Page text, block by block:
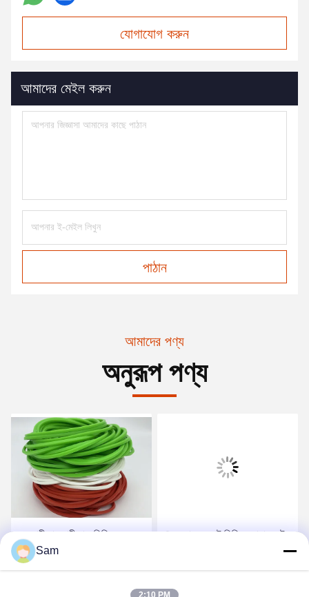
যোগাযোগ করুন
আমাদের মেইল করুন
পাঠান
আমাদের পণ্য
অনুরূপ পণ্য
জলরোধী বায়ুরোধী বাক্স সিলিকন
গ্যাসকেট উচ্চ তাপমাত্রা রাবার সিল
রিং হলুদ হবে না
খাদ্য গ্রেড ফ্ল্যাট সিলিকন গ্যাসকেট
রিং, এফডিএ সিলিকন উচ্চ তাপমাত্রা
ও রিং সিল
Sam
2:10 PM